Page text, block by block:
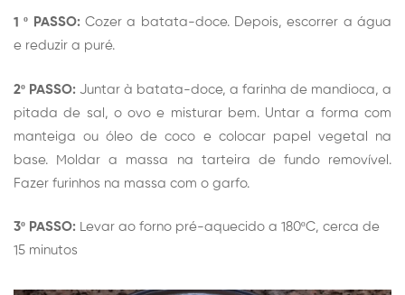
1 º PASSO:Cozer a batata-doce. Depois, escorrer a água
e reduzir a puré.
2º PASSO: Juntar à batata-doce, a farinha de mandioca, a
pitada de sal, o ovo e misturar bem. Untar a forma com
manteiga ou óleo de coco e colocar papel vegetal na
base.
Moldar a massa na tarteira de fundo removível.
Fazer furinhos na massa com o garfo.
3º PASSO: Levar ao forno pré-aquecido a 180ºC, cerca de
15 minutos